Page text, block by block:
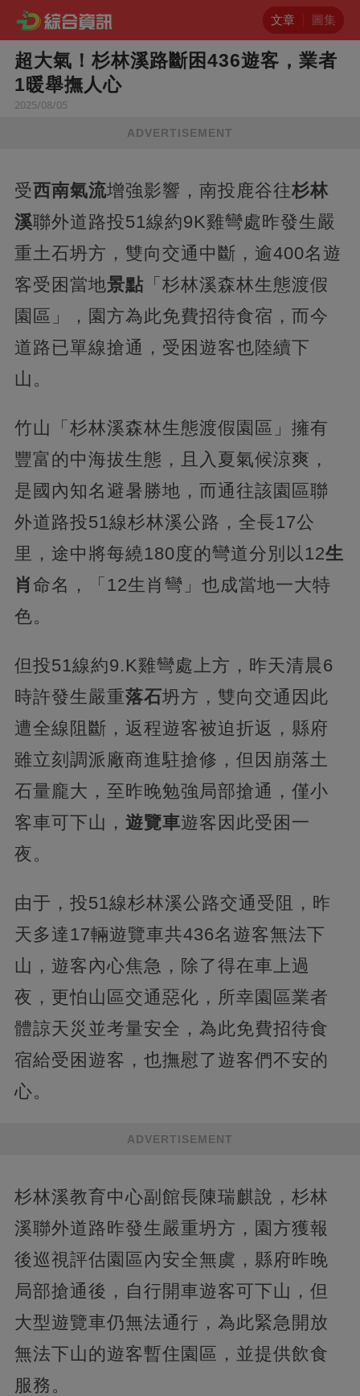
文章 圖集
超大氣！杉林溪路斷困436遊客，業者
1暖舉撫人心
2025/08/05
ADVERTISEMENT
受西南氣流增強影響，南投鹿谷往杉林
溪聯外道路投51線約9K雞彎處昨發生嚴
重土石坍方，雙向交通中斷，逾400名遊
客受困當地景點 「杉林溪森林生態渡假
園區」，園方為此免費招待食宿，而今
道路已單線搶通，受困遊客也陸續下
山。
竹山「杉林溪森林生態渡假園區」擁有
豐富的中海拔生態，且入夏氣候涼爽，
是國內知名避暑勝地，而通往該園區聯
外道路投51線杉林溪公路，全長17公
里，途中將每繞180度的彎道分別以12生
肖 命名，「12生肖彎」也成當地一大特
色。
但投51線約9.K雞彎處上方，昨天清晨6
時許發生嚴重落石坍方，雙向交通因此
遭全線阻斷，返程遊客被迫折返，縣府
雖立刻調派廠商進駐搶修，但因崩落土
石量龐大，至昨晚勉強局部搶通，僅小
客車可下山， 遊覽車遊客因此受困一
夜。
由于，投51線杉林溪公路交通受阻，昨
天多達17輛遊覽車共436名遊客無法下
山，遊客內心焦急，除了得在車上過
夜，更怕山區交通惡化，所幸園區業者
體諒天災並考量安全，為此免費招待食
宿給受困遊客，也撫慰了遊客們不安的
心。
ADVERTISEMENT
杉林溪教育中心副館長陳瑞麒說，杉林
溪聯外道路昨發生嚴重坍方，園方獲報
後巡視評估園區內安全無虞，縣府昨晚
局部搶通後，自行開車遊客可下山，但
大型遊覽車仍無法通行，為此緊急開放
無法下山的遊客暫住園區，並提供飲食
服務。